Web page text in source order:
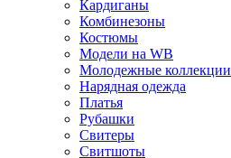
Кардиганы
Комбинезоны
Костюмы
Модели на WB
Молодежные коллекции
Нарядная одежда
Платья
Рубашки
Свитеры
Свитшоты